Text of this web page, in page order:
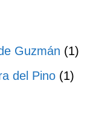
Guzmán (1)
del Pino (1)